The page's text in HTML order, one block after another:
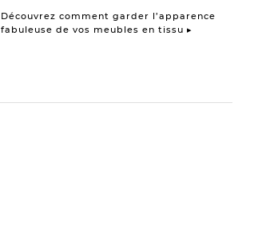
Découvrez comment garder l’apparence
fabuleuse de vos meubles en tissu ▸